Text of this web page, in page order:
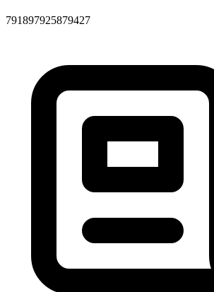
791897925879427